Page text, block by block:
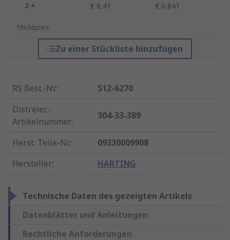
2 +
€ 8,41 € 0,841
*Richtpreis
Zu einer Stückliste hinzufügen
RS Best.-Nr.:
512-6270
Distrelec-
Artikelnummer:
304-33-389
Herst. Teile-Nr.:
09330009908
Hersteller: HARTING
Technische Daten des gezeigten Artikels
Datenblätter und Anleitungen
Rechtliche Anforderungen